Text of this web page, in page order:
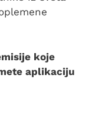
koje
aplikaciju